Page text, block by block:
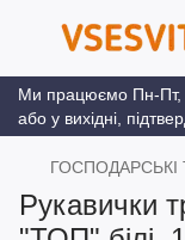
Ми працюємо Пн-Пт,
або у вихідні,
ГОСПОДАРСЬКІ
Рукавички